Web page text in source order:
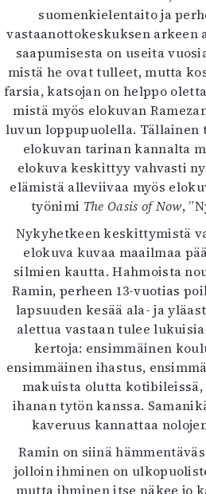
Tilaus ja
Toimitus
Kaltio ry
suomenkielentaito ja
vastaanottokeskuksen arkeen
saapumisesta on useita
mistä he ovat tulleet, mutta
farsia, katsojan on helppo
mistä myös elokuvan
luvun loppupuolella.
elokuvan tarinan kannalta
elokuva keskittyy vahvasti
elämistä alleviivaa myös
työnimi The Oasis of Now,
Nykyhetkeen keskittymistä
elokuva kuvaa maailmaa
silmien kautta. Hahmoista
Ramin, perheen 13-vuotias
lapsuuden kesää ala- ja
alettua vastaan tulee
kertoja: ensimmäinen
ensimmäinen ihastus,
makuista olutta
ihanan tytön kanssa.
kaveruus kannattaa
Ramin on siinä
jolloin ihminen on
mutta ihminen itse näkee jo